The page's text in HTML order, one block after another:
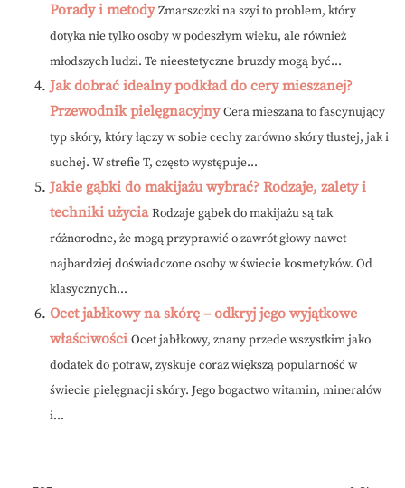
Porady i metody Zmarszczki na szyi to problem, który
dotyka nie tylko osoby w podeszłym wieku, ale również
młodszych ludzi. Te nieestetyczne bruzdy mogą być...
Jak dobrać idealny podkład do cery mieszanej?
Przewodnik pielęgnacyjny Cera mieszana to fascynujący
typ skóry, który łączy w sobie cechy zarówno skóry tłustej, jak i
suchej. W strefie T, często występuje...
Jakie gąbki do makijażu wybrać? Rodzaje, zalety i
techniki użycia Rodzaje gąbek do makijażu są tak
różnorodne, że mogą przyprawić o zawrót głowy nawet
najbardziej doświadczone osoby w świecie kosmetyków. Od
klasycznych...
Ocet jabłkowy na skórę – odkryj jego wyjątkowe
właściwości Ocet jabłkowy, znany przede wszystkim jako
dodatek do potraw, zyskuje coraz większą popularność w
świecie pielęgnacji skóry. Jego bogactwo witamin, minerałów
i...